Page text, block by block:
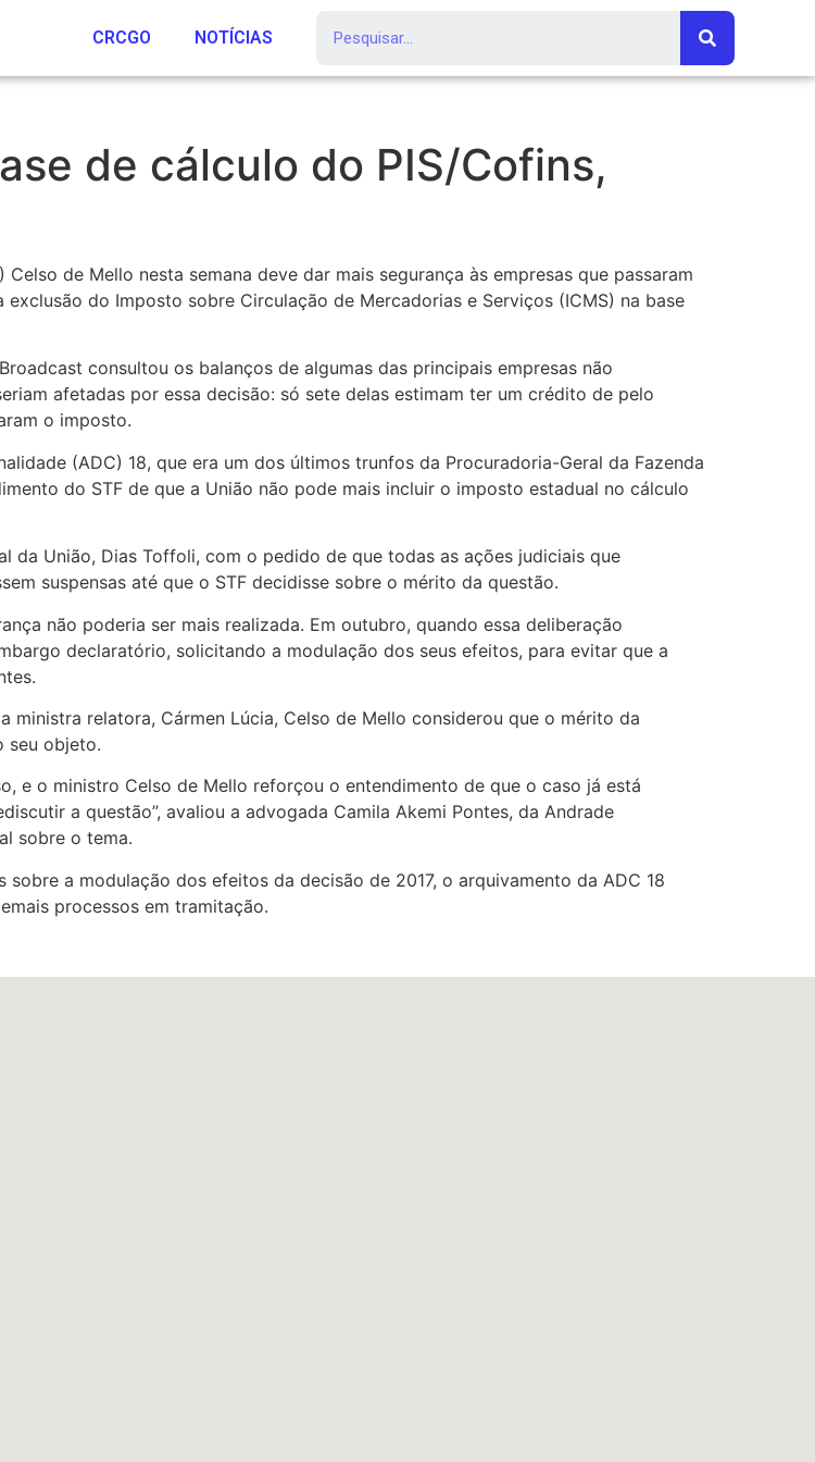
CRCGO NOTÍCIAS
de cálculo do PIS/Cofins,
de Mello nesta semana deve dar mais segurança às empresas que passaram
do Imposto sobre Circulação de Mercadorias e Serviços (ICMS) na base
consultou os balanços de algumas das principais empresas não
afetadas por essa decisão: só sete delas estimam ter um crédito de pelo
o imposto.
(ADC) 18, que era um dos últimos trunfos da Procuradoria-Geral da Fazenda
do STF de que a União não pode mais incluir o imposto estadual no cálculo
da União, Dias Toffoli, com o pedido de que todas as ações judiciais que
suspensas até que o STF decidisse sobre o mérito da questão.
não poderia ser mais realizada. Em outubro, quando essa deliberação
declaratório, solicitando a modulação dos seus efeitos, para evitar que a
relatora, Cármen Lúcia, Celso de Mello considerou que o mérito da
seu objeto.
e o ministro Celso de Mello reforçou o entendimento de que o caso já está
a questão”, avaliou a advogada Camila Akemi Pontes, da Andrade
sobre o tema.
a modulação dos efeitos da decisão de 2017, o arquivamento da ADC 18
processos em tramitação.